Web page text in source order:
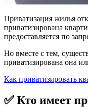
Приватизация жилья
приватизирована
предоставляется по
Но вместе с тем,
приватизирована она
Как приватизировать
✅ Кто имеет